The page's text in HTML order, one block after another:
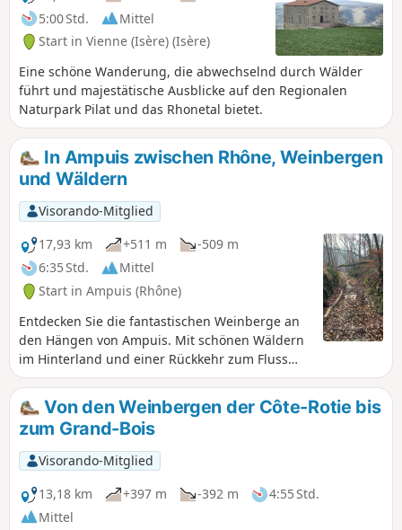
5:00 Std.
Mittel
Start in Vienne (Isère) (Isère)
Eine schöne Wanderung, die abwechselnd durch Wälder
führt und majestätische Ausblicke auf den Regionalen
Naturpark Pilat und das Rhonetal bietet.
In Ampuis zwischen Rhône, Weinbergen
und Wäldern
Visorando-Mitglied
17,93 km
+511 m
-509 m
6:35 Std.
Mittel
Start in Ampuis (Rhône)
Entdecken Sie die fantastischen Weinberge an
den Hängen von Ampuis. Mit schönen Wäldern
im Hinterland und einer Rückkehr zum Fluss
Rhône mit herrlichen Ausblicken auf das Pilat-
Massiv, die Alpen und das Rhonetal.
Von den Weinbergen der Côte-Rotie bis
zum Grand-Bois
Visorando-Mitglied
13,18 km
+397 m -392 m
4:55 Std.
Mittel